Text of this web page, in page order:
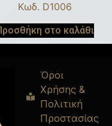
Κωδ. D1006
στο καλάθι
Όροι
Χρήσης &
Πολιτική
Προστασίας